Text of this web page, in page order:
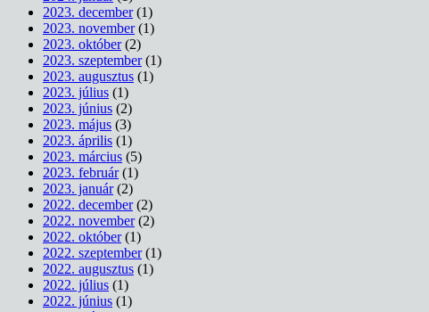
2023. december(1)
2023. november(1)
2023. október(2)
2023. szeptember(1)
2023. augusztus (1)
2023. július (1)
2023. június (2)
2023. május (3)
2023. április (1)
2023. március (5)
2023. február(1)
2023. január(2)
2022. december(2)
2022. november(2)
2022. október(1)
2022. szeptember(1)
2022. augusztus (1)
2022. július (1)
2022. június (1)